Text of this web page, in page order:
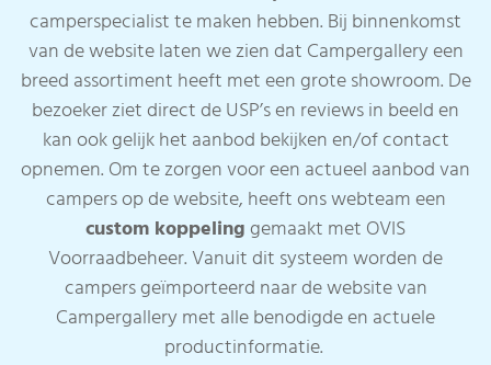
camperspecialist te maken hebben. Bij binnenkomst
van de website laten we zien dat Campergallery een
breed assortiment heeft met een grote showroom. De
bezoeker ziet direct de USP’s en reviews in beeld en
kan ook gelijk het aanbod bekijken en/of contact
opnemen. Om te zorgen voor een actueel aanbod van
campers op de website, heeft ons webteam een
custom koppelinggemaakt met OVIS
Voorraadbeheer. Vanuit dit systeem worden de
campers geïmporteerd naar de website van
Campergallery met alle benodigde en actuele
productinformatie.